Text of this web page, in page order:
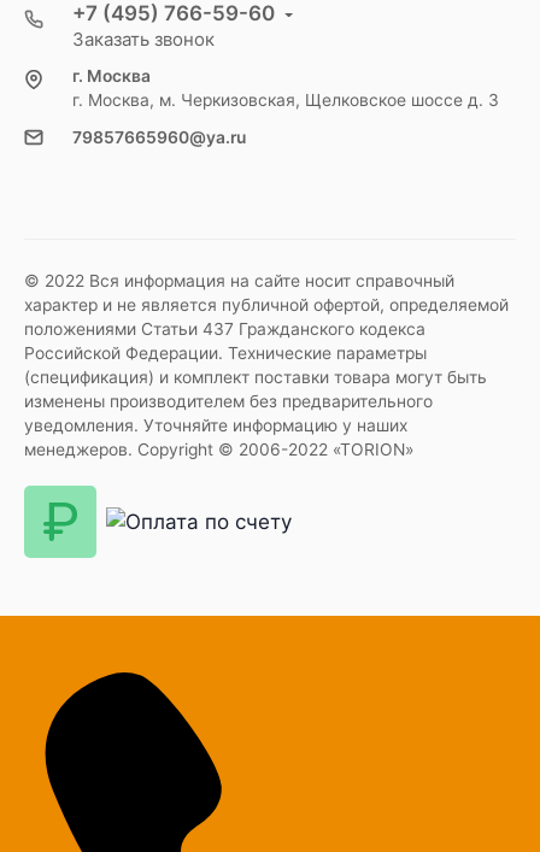
+7 (495) 766-59-60
Заказать звонок
г. Москва
г. Москва, м. Черкизовская, Щелковское шоссе д. 3
79857665960@ya.ru
© 2022 Вся информация на сайте носит справочный
характер и не является публичной офертой, определяемой
положениями Статьи 437 Гражданского кодекса
Российской Федерации. Технические параметры
(спецификация) и комплект поставки товара могут быть
изменены производителем без предварительного
уведомления. Уточняйте информацию у наших
менеджеров. Copyright © 2006-2022 «TORION»